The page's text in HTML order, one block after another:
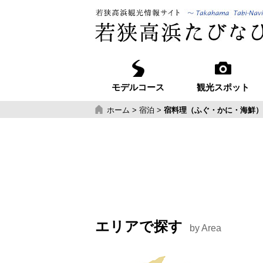
モデルコース 観光スポット
ホーム > 宿泊 > 宿料理（ふぐ・かに・海鮮）
エリアで探す by Area